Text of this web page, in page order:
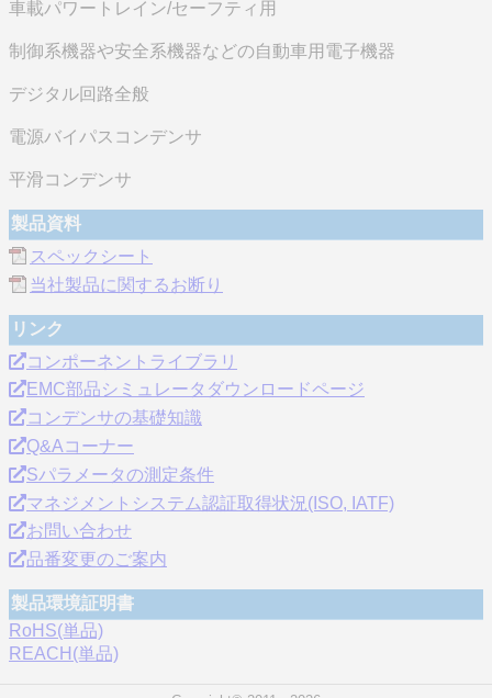
車載パワートレイン/セーフティ用
制御系機器や安全系機器などの自動車用電子機器
デジタル回路全般
電源バイパスコンデンサ
平滑コンデンサ
製品資料
スペックシート
当社製品に関するお断り
リンク
コンポーネントライブラリ
EMC部品シミュレータダウンロードページ
コンデンサの基礎知識
Q&Aコーナー
Sパラメータの測定条件
マネジメントシステム認証取得状況(ISO, IATF)
お問い合わせ
品番変更のご案内
製品環境証明書
RoHS(単品)
REACH(単品)